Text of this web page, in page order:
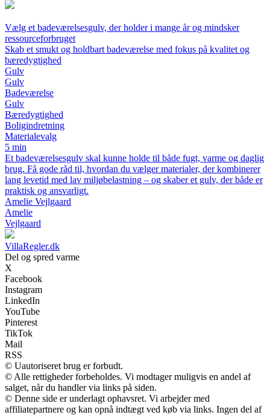
Vælg et badeværelsesgulv, der holder i mange år og mindsker
ressourceforbruget
Skab et smukt og holdbart badeværelse med fokus på kvalitet og
bæredygtighed
Gulv
Gulv
Badeværelse
Gulv
Bæredygtighed
Boligindretning
Materialevalg
5 min
Et badeværelsesgulv skal kunne holde til både fugt, varme og daglig
brug. Få gode råd til, hvordan du vælger materialer, der kombinerer
lang levetid med lav miljøbelastning – og skaber et gulv, der både er
praktisk og ansvarligt.
Amelie Vejlgaard
Amelie
Vejlgaard
VillaRegler.dk
Del og spred varme
X
Facebook
Instagram
LinkedIn
YouTube
Pinterest
TikTok
Mail
RSS
© Uautoriseret brug er forbudt.
© Alle rettigheder forbeholdes. Vi modtager muligvis en andel af
salget, når du handler via links på siden.
© Denne side er underlagt ophavsret. Vi arbejder med
affiliatepartnere og kan opnå indtægt ved køb via links. Ingen del af